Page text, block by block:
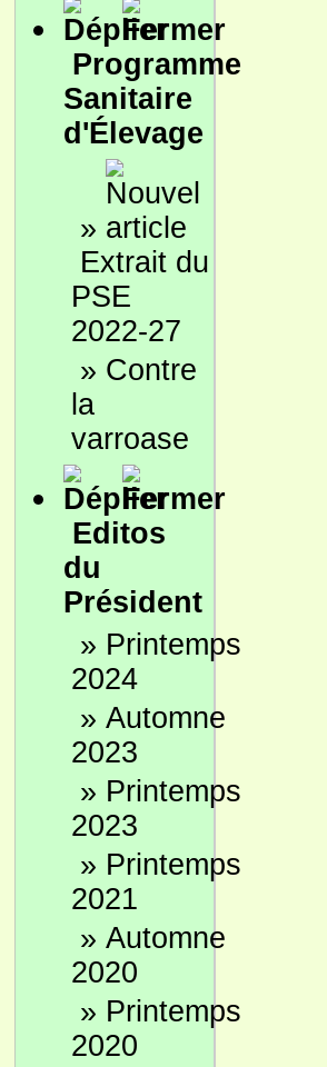
Programme
Sanitaire
d'Élevage
»
Extrait du
PSE
2022-27
» Contre
la
varroase
Editos
du
Président
» Printemps
2024
» Automne
2023
» Printemps
2023
» Printemps
2021
» Automne
2020
» Printemps
2020